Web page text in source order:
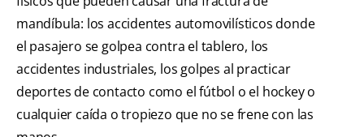
mandíbula: los accidentes automovilísticos donde
el pasajero se golpea contra el tablero, los
accidentes industriales, los golpes al practicar
deportes de contacto como el fútbol o el hockey o
cualquier caída o tropiezo que no se frene con las